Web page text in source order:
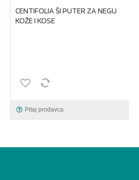
CENTIFOLIA ŠI PUTER ZA NEGU
KOŽE I KOSE
Pitaj prodavca